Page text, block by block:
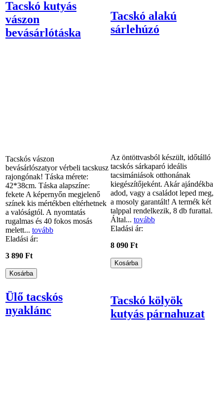
Tacskó kutyás
vászon
bevásárlótáska
Tacskós vászon
bevásárlószatyor vérbeli tacskusz
rajongónak! Táska mérete:
42*38cm. Táska alapszíne:
fekete A képernyőn megjelenő
színek kis mértékben eltérhetnek
a valóságtól. A nyomtatás
rugalmas és 40 fokos mosás
melett... tovább
Eladási ár:
3 890 Ft
Tacskó alakú
sárlehúzó
Az öntöttvasból készült, időtálló
tacskós sárkaparó ideális
tacsimániások otthonának
kiegészítőjeként. Akár ajándékba
adod, vagy a családot leped meg,
a mosoly garantált! A termék két
talppal rendelkezik, 8 db furattal.
Által... tovább
Eladási ár:
8 090 Ft
Ülő tacskós
nyaklánc
Tacskó kölyök
kutyás párnahuzat